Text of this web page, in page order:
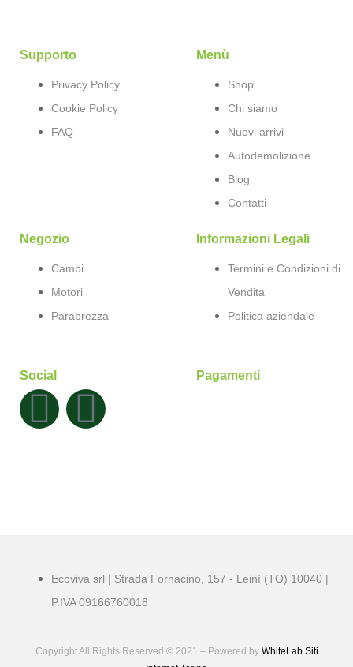
Supporto
Privacy Policy
Cookie Policy
FAQ
Menù
Shop
Chi siamo
Nuovi arrivi
Autodemolizione
Blog
Contatti
Negozio
Cambi
Motori
Parabrezza
Informazioni Legali
Termini e Condizioni di
Vendita
Politica aziendale
Social Pagamenti
Ecoviva srl | Strada Fornacino, 157 - Leinì (TO) 10040 |
P.IVA 09166760018
Copyright All Rights Reserved © 2021 – Powered by WhiteLab Siti